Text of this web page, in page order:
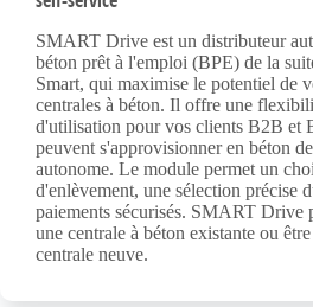
SMART Drive est un distributeur
béton prêt à l'emploi (BPE) de la
Smart, qui maximise le potentiel de
centrales à béton. Il offre une
d'utilisation pour vos clients B2B et
peuvent s'approvisionner en béton
autonome. Le module permet un
d'enlèvement, une sélection précise
paiements sécurisés. SMART Drive
une centrale à béton existante ou
centrale neuve.